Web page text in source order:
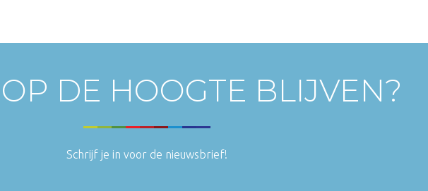
DE HOOGTE BLIJVEN?
Schrijf je in voor de nieuwsbrief!